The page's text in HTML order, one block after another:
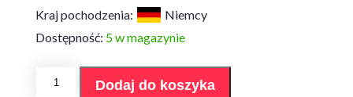
Kraj pochodzenia:
Niemcy
Dostępność: 5 w magazynie
Cukierki
Dodaj do koszyka